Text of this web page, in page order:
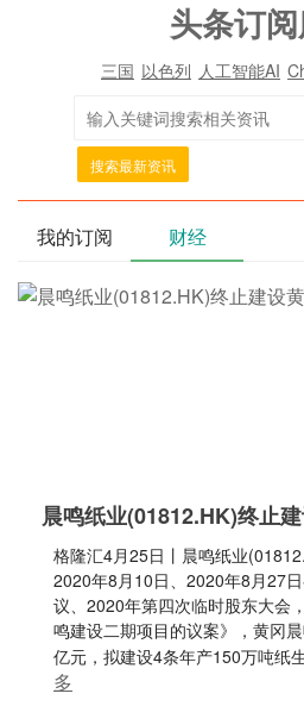
头条订
三国 以色列 人工智能AI
搜索最新资讯
我的订阅 财经
晨鸣纸业(01812.HK)终止
格隆汇4月25日丨晨鸣纸业
2020年8月10日、2020年8月27
议、2020年第四次临时股东大会
鸣建设二期项目的议案》，黄冈
亿元，拟建设4条年产150万吨纸
多